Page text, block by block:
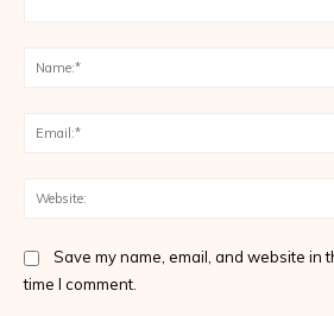
Save my name, email, and website in
time I comment.